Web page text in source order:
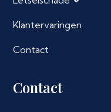
Klantervaringen
Contact
Contact